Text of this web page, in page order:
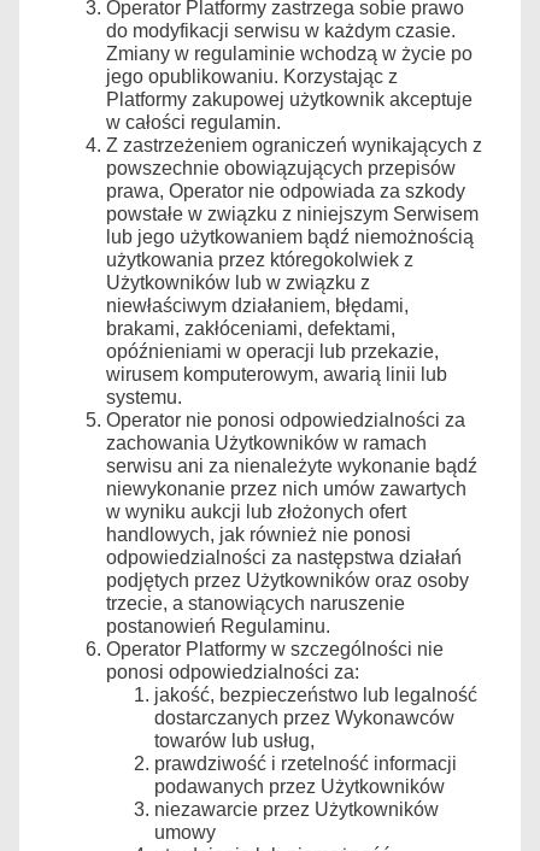
Operator Platformy zastrzega sobie prawo
do modyfikacji serwisu w każdym czasie.
Zmiany w regulaminie wchodzą w życie po
jego opublikowaniu. Korzystając z
Platformy zakupowej użytkownik akceptuje
w całości regulamin.
Z zastrzeżeniem ograniczeń wynikających z
powszechnie obowiązujących przepisów
prawa, Operator nie odpowiada za szkody
powstałe w związku z niniejszym Serwisem
lub jego użytkowaniem bądź niemożnością
użytkowania przez któregokolwiek z
Użytkowników lub w związku z
niewłaściwym działaniem, błędami,
brakami, zakłóceniami, defektami,
opóźnieniami w operacji lub przekazie,
wirusem komputerowym, awarią linii lub
systemu.
Operator nie ponosi odpowiedzialności za
zachowania Użytkowników w ramach
serwisu ani za nienależyte wykonanie bądź
niewykonanie przez nich umów zawartych
w wyniku aukcji lub złożonych ofert
handlowych, jak również nie ponosi
odpowiedzialności za następstwa działań
podjętych przez Użytkowników oraz osoby
trzecie, a stanowiących naruszenie
postanowień Regulaminu.
Operator Platformy w szczególności nie
ponosi odpowiedzialności za:
jakość, bezpieczeństwo lub legalność
dostarczanych przez Wykonawców
towarów lub usług,
prawdziwość i rzetelność informacji
podawanych przez Użytkowników
niezawarcie przez Użytkowników
umowy